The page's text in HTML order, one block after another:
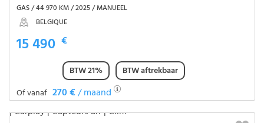
GAS / 44 970 KM / 2025 / MANUEEL
BELGIQUE
15 490 €
BTW 21%
BTW aftrekbaar
Of vanaf 270 €/ maand